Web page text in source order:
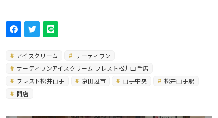
アイスクリーム
サーティワン
サーティワンアイスクリーム フレスト松井山手店
フレスト松井山手
京田辺市 山手中央
松井山手駅
開店